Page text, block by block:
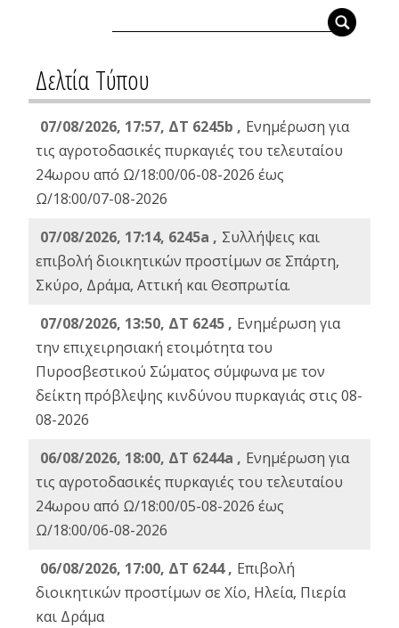
Δελτία Τύπου
07/08/2026, 17:57, ΔΤ 6245b , Ενημέρωση για
τις αγροτοδασικές πυρκαγιές του τελευταίου
24ωρου από Ω/18:00/06-08-2026 έως
Ω/18:00/07-08-2026
07/08/2026, 17:14, 6245a , Συλλήψεις και
επιβολή διοικητικών προστίμων σε Σπάρτη,
Σκύρο, Δράμα, Αττική και Θεσπρωτία.
07/08/2026, 13:50, ΔΤ 6245 , Ενημέρωση για
την επιχειρησιακή ετοιμότητα του
Πυροσβεστικού Σώματος σύμφωνα με τον
δείκτη πρόβλεψης κινδύνου πυρκαγιάς στις 08-
08-2026
06/08/2026, 18:00, ΔΤ 6244a , Ενημέρωση για
τις αγροτοδασικές πυρκαγιές του τελευταίου
24ωρου από Ω/18:00/05-08-2026 έως
Ω/18:00/06-08-2026
06/08/2026, 17:00, ΔΤ 6244 , Επιβολή
διοικητικών προστίμων σε Χίο, Ηλεία, Πιερία
και Δράμα